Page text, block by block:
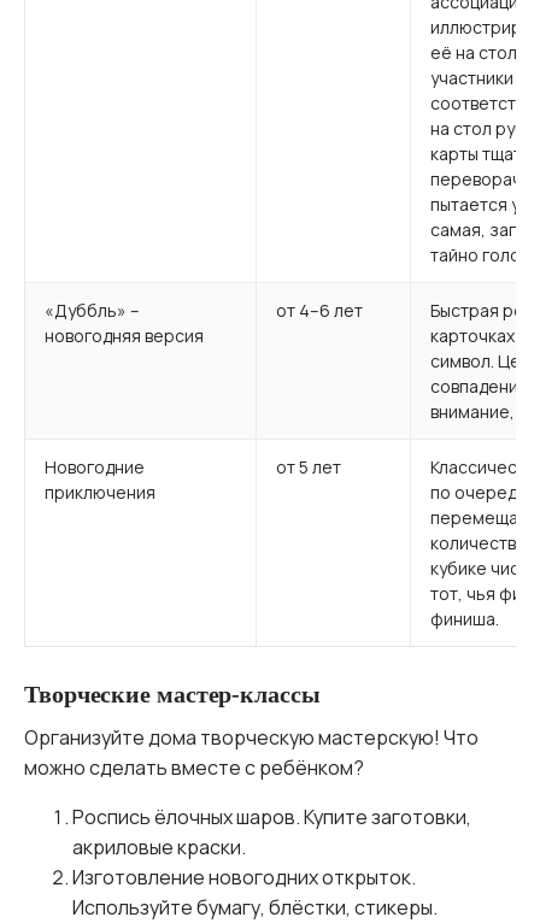
её на стол
участники
на стол
карты
пытается
самая,
тайно
«Дуббль» –
новогодняя версия
от 4–6 лет
Быстрая
карточках
символ.
совпадение,
внимание,
Новогодние
приключения
от 5 лет
по очереди
перемещая
количество
кубике
тот, чья
финиша.
Творческие мастер-классы
Организуйте дома творческую мастерскую! Что
можно сделать вместе с ребёнком?
Роспись ёлочных шаров. Купите заготовки,
акриловые краски.
Изготовление новогодних открыток.
Используйте бумагу, блёстки, стикеры.